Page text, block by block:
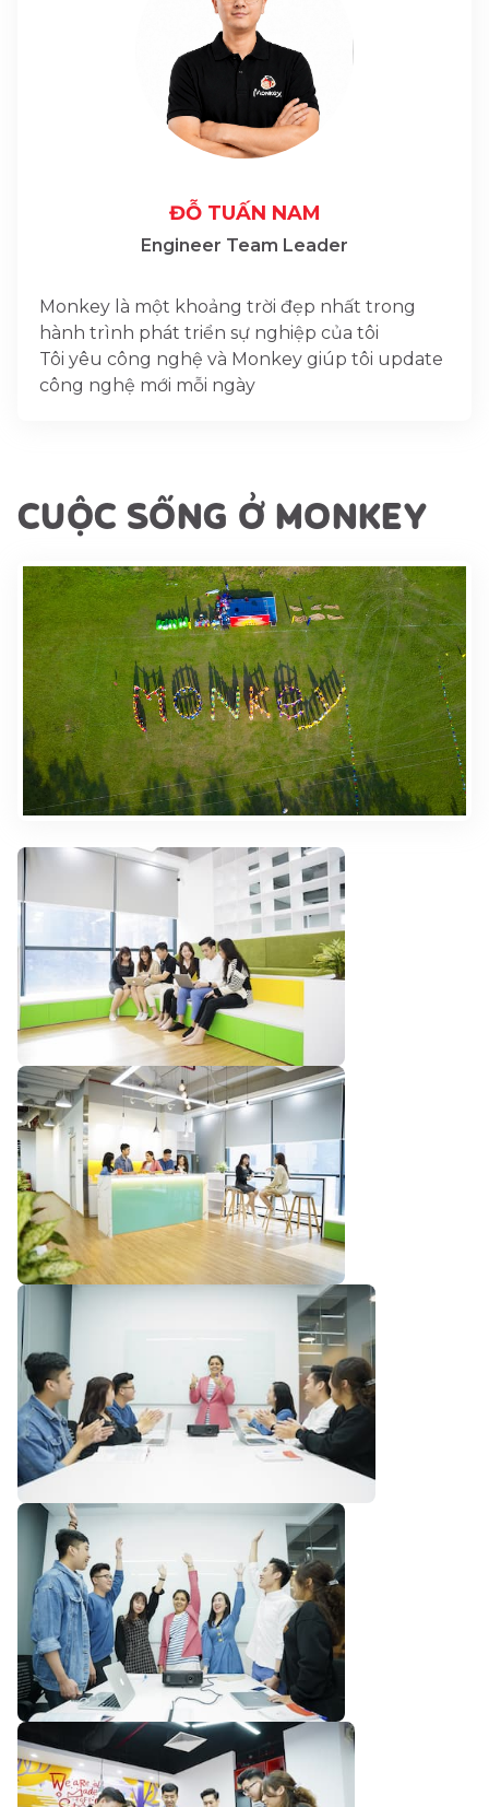
ĐỖ TUẤN NAM
Engineer Team Leader
Monkey là một khoảng trời đẹp nhất trong
hành trình phát triển sự nghiệp của tôi
Tôi yêu công nghệ và Monkey giúp tôi update
công nghệ mới mỗi ngày
CUỘC SỐNG Ở MONKEY